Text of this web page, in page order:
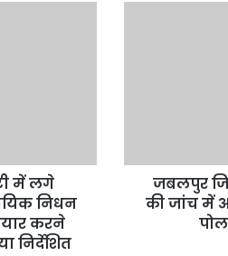
में लगे
निधन
करने
निर्देशित
जबलपुर
की जांच में